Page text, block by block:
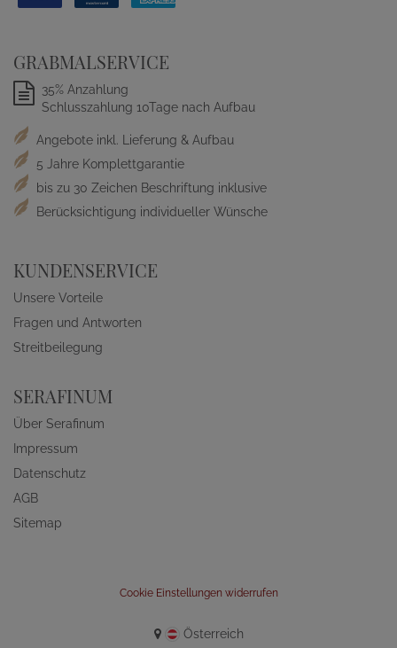
GRABMALSERVICE
35% Anzahlung
Schlusszahlung 10Tage nach Aufbau
Angebote inkl. Lieferung & Aufbau
5 Jahre Komplettgarantie
bis zu 30 Zeichen Beschriftung inklusive
Berücksichtigung individueller Wünsche
KUNDENSERVICE
Unsere Vorteile
Fragen und Antworten
Streitbeilegung
SERAFINUM
Über Serafinum
Impressum
Datenschutz
AGB
Sitemap
Cookie Einstellungen widerrufen
Österreich